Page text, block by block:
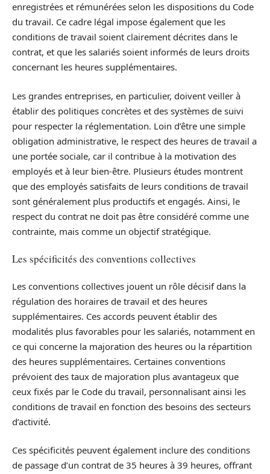
enregistrées et rémunérées selon les dispositions du Code
du travail. Ce cadre légal impose également que les
conditions de travail soient clairement décrites dans le
contrat, et que les salariés soient informés de leurs droits
concernant les heures supplémentaires.
Les grandes entreprises, en particulier, doivent veiller à
établir des politiques concrètes et des systèmes de suivi
pour respecter la réglementation. Loin d’être une simple
obligation administrative, le respect des heures de travail a
une portée sociale, car il contribue à la motivation des
employés et à leur bien-être. Plusieurs études montrent
que des employés satisfaits de leurs conditions de travail
sont généralement plus productifs et engagés. Ainsi, le
respect du contrat ne doit pas être considéré comme une
contrainte, mais comme un objectif stratégique.
Les spécificités des conventions collectives
Les conventions collectives jouent un rôle décisif dans la
régulation des horaires de travail et des heures
supplémentaires. Ces accords peuvent établir des
modalités plus favorables pour les salariés, notamment en
ce qui concerne la majoration des heures ou la répartition
des heures supplémentaires. Certaines conventions
prévoient des taux de majoration plus avantageux que
ceux fixés par le Code du travail, personnalisant ainsi les
conditions de travail en fonction des besoins des secteurs
d’activité.
Ces spécificités peuvent également inclure des conditions
de passage d’un contrat de 35 heures à 39 heures, offrant